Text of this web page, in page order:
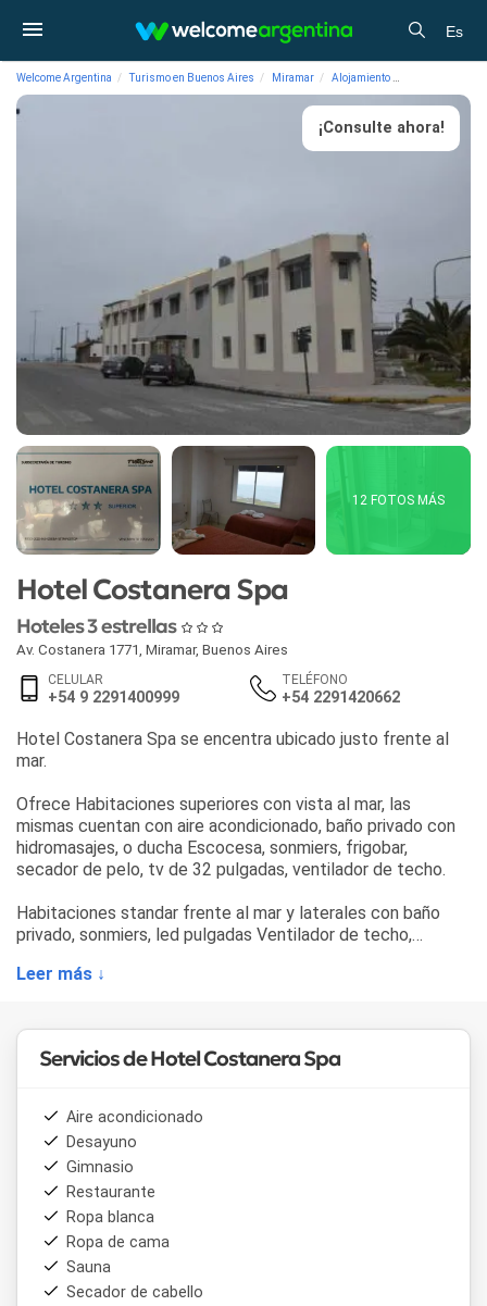
Es
Welcome Argentina Turismo en Buenos Aires Miramar Alojamiento
¡Consulte ahora!
12 FOTOS MÁS
Hotel Costanera Spa
Hoteles 3 estrellas
Av. Costanera 1771 Miramar, Buenos Aires
CELULAR
+54 9 2291400999
TELÉFONO
+54 2291420662
Hotel Costanera Spa se encentra ubicado justo frente al
mar.
Ofrece Habitaciones superiores con vista al mar, las
mismas cuentan con aire acondicionado, baño privado con
hidromasajes, o ducha Escocesa, sonmiers, frigobar,
secador de pelo, tv de 32 pulgadas, ventilador de techo.
Habitaciones standar frente al mar y laterales con baño
privado, sonmiers, led pulgadas Ventilador de techo,
humo.
Leer más ↓
Servicios de Hotel Costanera Spa
Aire acondicionado
Desayuno
Gimnasio
Restaurante
Ropa blanca
Ropa de cama
Sauna
Secador de cabello